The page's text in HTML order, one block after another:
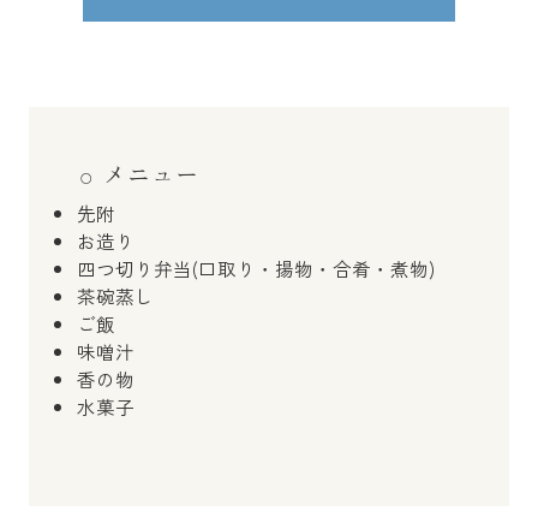
メニュー
先附
お造り
四つ切り弁当(口取り・揚物・合肴・煮物)
茶碗蒸し
ご飯
味噌汁
香の物
水菓子